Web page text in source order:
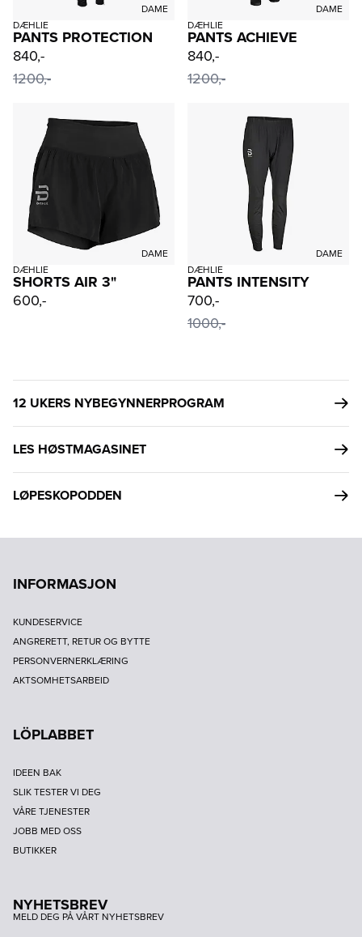
DAME
DÆHLIE
PANTS PROTECTION
840,-
1200,-
DAME
DÆHLIE
PANTS ACHIEVE
840,-
1200,-
DAME
DÆHLIE
SHORTS AIR 3"
600,-
DAME
DÆHLIE
PANTS INTENSITY
700,-
1000,-
12 UKERS NYBEGYNNERPROGRAM
LES HØSTMAGASINET
LØPESKOPODDEN
INFORMASJON
KUNDESERVICE
ANGRERETT, RETUR OG BYTTE
PERSONVERNERKLÆRING
AKTSOMHETSARBEID
LÖPLABBET
IDEEN BAK
SLIK TESTER VI DEG
VÅRE TJENESTER
JOBB MED OSS
BUTIKKER
NYHETSBREV
MELD DEG PÅ VÅRT NYHETSBREV